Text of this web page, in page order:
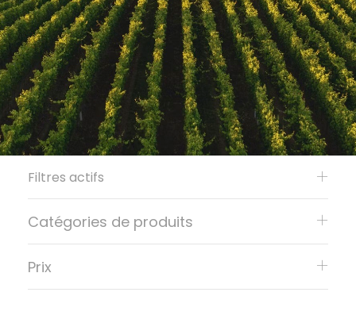
Filtres actifs
Catégories de produits
Prix